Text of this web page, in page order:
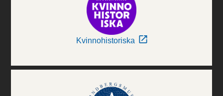
Kvinnohistoriska